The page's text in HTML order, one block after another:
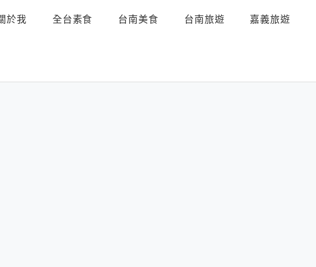
於我 全台素食 台南美食 台南旅遊 嘉義旅遊